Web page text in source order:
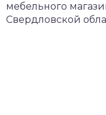
мебельного
Свердловской